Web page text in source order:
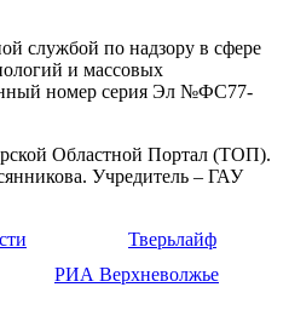
службой по надзору в сфере
и массовых
номер серия Эл №ФС77-
Областной Портал (ТОП).
Учредитель – ГАУ
Тверьлайф
РИА Верхневолжье